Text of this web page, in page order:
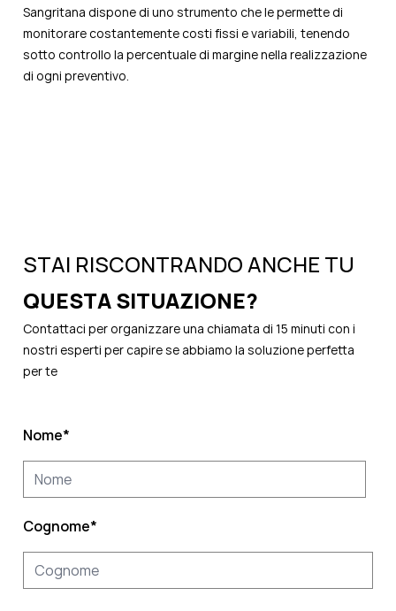
Sangritana dispone di uno strumento che le permette di
monitorare costantemente costi fissi e variabili, tenendo
sotto controllo la percentuale di margine nella realizzazione
di ogni preventivo.
STAI RISCONTRANDO ANCHE TU
QUESTA SITUAZIONE?
Contattaci per organizzare una chiamata di 15 minuti con i
nostri esperti per capire se abbiamo la soluzione perfetta
per te
Nome*
Cognome*